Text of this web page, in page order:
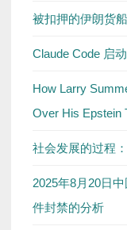
被扣押的伊朗货
Claude Code 启
How Larry
Over His Epstein
社会发展的过程
2025年8月20日
件封禁的分析